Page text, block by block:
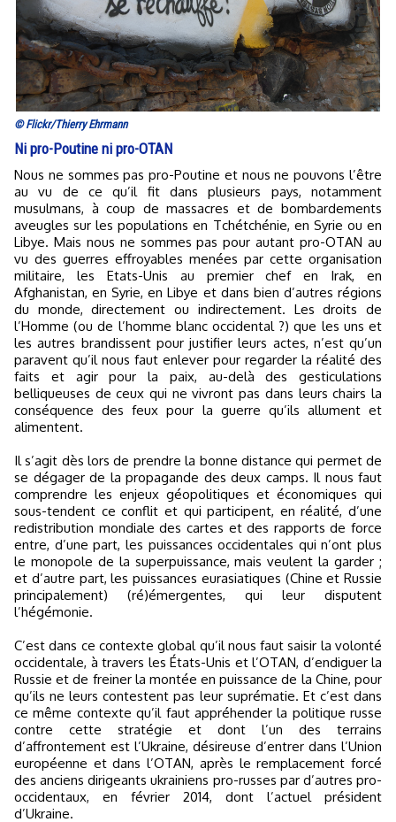
© Flickr/Thierry Ehrmann
Ni pro-Poutine ni pro-OTAN
Nous ne sommes pas pro-Poutine et nous ne pouvons l’être
au vu de ce qu’il fit dans plusieurs pays, notamment
musulmans, à coup de massacres et de bombardements
aveugles sur les populations en Tchétchénie, en Syrie ou en
Libye. Mais nous ne sommes pas pour autant pro-OTAN au
vu des guerres effroyables menées par cette organisation
militaire, les Etats-Unis au premier chef en Irak, en
Afghanistan, en Syrie, en Libye et dans bien d’autres régions
du monde, directement ou indirectement. Les droits de
l’Homme (ou de l’homme blanc occidental ?) que les uns et
les autres brandissent pour justifier leurs actes, n’est qu’un
paravent qu’il nous faut enlever pour regarder la réalité des
faits et agir pour la paix, au-delà des gesticulations
belliqueuses de ceux qui ne vivront pas dans leurs chairs la
conséquence des feux pour la guerre qu’ils allument et
alimentent.
Il s’agit dès lors de prendre la bonne distance qui permet de
se dégager de la propagande des deux camps. Il nous faut
comprendre les enjeux géopolitiques et économiques qui
sous-tendent ce conflit et qui participent, en réalité, d’une
redistribution mondiale des cartes et des rapports de force
entre, d’une part, les puissances occidentales qui n’ont plus
le monopole de la superpuissance, mais veulent la garder ;
et d’autre part, les puissances eurasiatiques (Chine et Russie
principalement) (ré)émergentes, qui leur disputent
l’hégémonie.
C’est dans ce contexte global qu’il nous faut saisir la volonté
occidentale, à travers les États-Unis et l’OTAN, d’endiguer la
Russie et de freiner la montée en puissance de la Chine, pour
qu’ils ne leurs contestent pas leur suprématie. Et c’est dans
ce même contexte qu’il faut appréhender la politique russe
contre cette stratégie et dont l’un des terrains
d’affrontement est l’Ukraine, désireuse d’entrer dans l’Union
européenne et dans l’OTAN, après le remplacement forcé
des anciens dirigeants ukrainiens pro-russes par d’autres pro-
occidentaux, en février 2014, dont l’actuel président
d’Ukraine.